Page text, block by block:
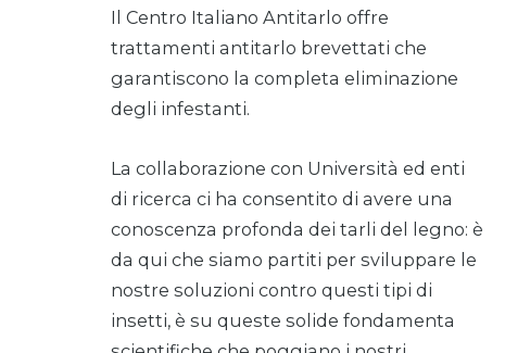
Il Centro Italiano Antitarlo offre
trattamenti antitarlo brevettati che
garantiscono la completa eliminazione
degli infestanti.
La collaborazione con Università ed enti
di ricerca ci ha consentito di avere una
conoscenza profonda dei tarli del legno: è
da qui che siamo partiti per sviluppare le
nostre soluzioni contro questi tipi di
insetti, è su queste solide fondamenta